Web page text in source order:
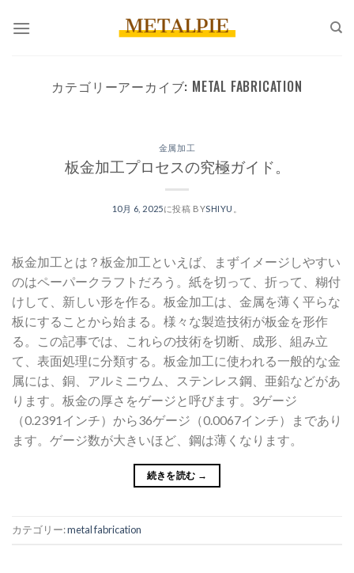
カテゴリーアーカイブ: METAL FABRICATION
金属加工
板金加工プロセスの究極ガイド。
10月 6, 2025に投稿 BYSHIYU
板金加工とは？板金加工といえば、まずイメージしやすい
のはペーパークラフトだろう。紙を切って、折って、糊付
けして、新しい形を作る。板金加工は、金属を薄く平らな
板にすることから始まる。様々な製造技術が板金を形作
る。この記事では、これらの技術を切断、成形、組み立
て、表面処理に分類する。板金加工に使われる一般的な金
属には、銅、アルミニウム、ステンレス鋼、亜鉛などがあ
ります。板金の厚さをゲージと呼びます。3ゲージ
（0.2391インチ）から36ゲージ（0.0067インチ）まであり
ます。ゲージ数が大きいほど、鋼は薄くなります。
続きを読む →
カテゴリー:metal fabrication